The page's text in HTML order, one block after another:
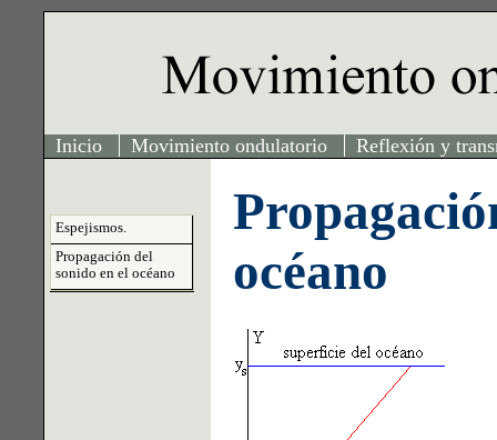
Inicio Movimiento ondulatorio Reflexión y
Espejismos.
Propagación del
sonido en el océano
océano